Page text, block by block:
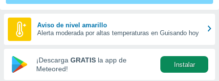
las
y
forma
digital
basada
Aviso de nivel amarillo
Alerta moderada por altas temperaturas en Guisando hoy
¡Descarga GRATIS la app de
Meteored!
Instalar